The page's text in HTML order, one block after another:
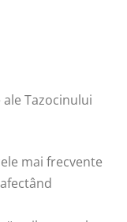
Tazocinului
mai frecvente